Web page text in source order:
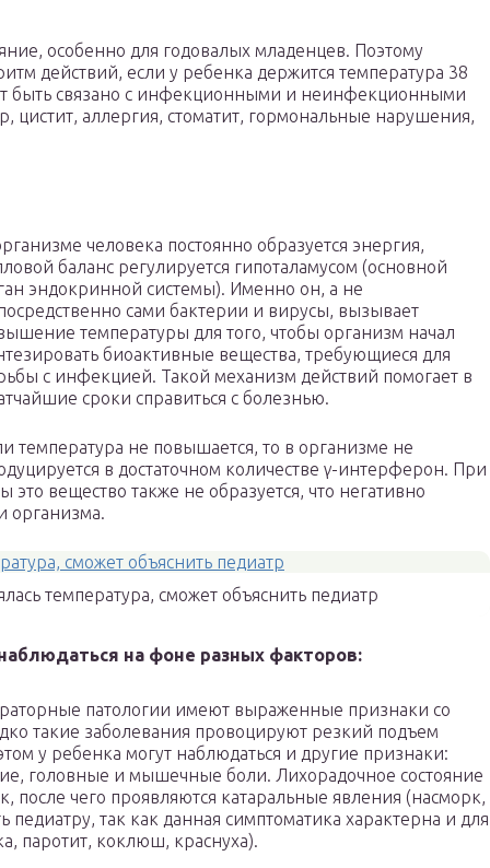
особенно для годовалых младенцев. Поэтому
действий, если у ребенка держится температура 38
быть связано с инфекционными и неинфекционными
цистит, аллергия, стоматит, гормональные нарушения,
человека постоянно образуется энергия,
баланс регулируется гипоталамусом (основной
эндокринной системы). Именно он, а не
сами бактерии и вирусы, вызывает
температуры для того, чтобы организм начал
биоактивные вещества, требующиеся для
с инфекцией. Такой механизм действий помогает в
сроки справиться с болезнью.
температура не повышается, то в организме не
в достаточном количестве γ-интерферон. При
вещество также не образуется, что негативно
организма.
температура, сможет объяснить педиатр
на фоне разных факторов:
патологии имеют выраженные признаки со
такие заболевания провоцируют резкий подъем
у ребенка могут наблюдаться и другие признаки:
головные и мышечные боли. Лихорадочное состояние
после чего проявляются катаральные явления (насморк,
так как данная симптоматика характерна и для
паротит, коклюш, краснуха).